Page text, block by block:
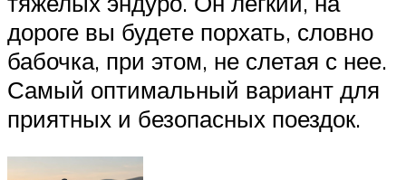
дороге вы будете порхать, словно
бабочка, при этом, не слетая с нее.
Самый оптимальный вариант для
приятных и безопасных поездок.